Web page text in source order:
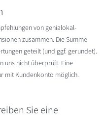
von genialokal-
zusammen. Die Summe
geteilt (und ggf. gerundet).
uns nicht überprüft. Eine
mit Kundenkonto möglich.
Sie eine